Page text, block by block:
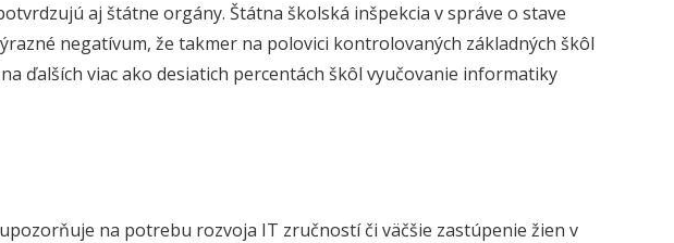
aj štátne orgány. Štátna školská inšpekcia v správe o stave
negatívum, že takmer na polovici kontrolovaných základných škôl
ďalších viac ako desiatich percentách škôl vyučovanie informatiky
na potrebu rozvoja IT zručností či väčšie zastúpenie žien v